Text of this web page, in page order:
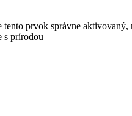
prvok správne
s prírodou